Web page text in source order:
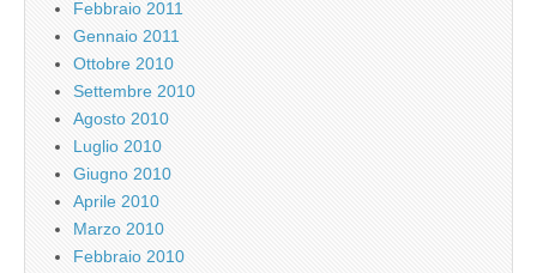
Febbraio 2011
Gennaio 2011
Ottobre 2010
Settembre 2010
Agosto 2010
Luglio 2010
Giugno 2010
Aprile 2010
Marzo 2010
Febbraio 2010